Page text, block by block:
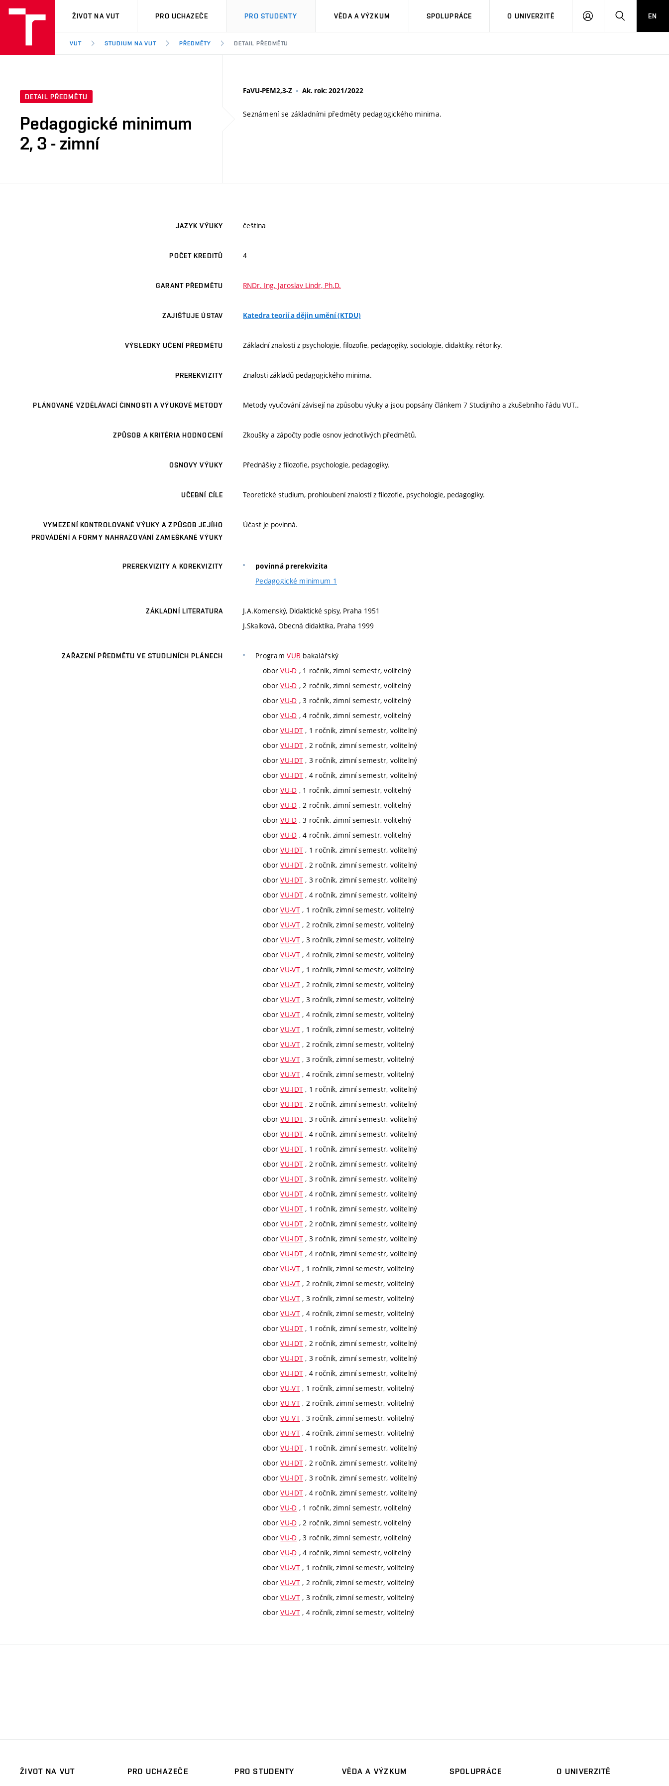
VUT
ŽIVOT NA VUT PRO UCHAZEČE PRO STUDENTY VĚDA A VÝZKUM SPOLUPRÁCE O UNIVERZITĚ
PŘIHLÁSIT HLEDATEN
VUT STUDIUM NA VUT PŘEDMĚTY DETAIL PŘEDMĚTU
DETAIL PŘEDMĚTU
Pedagogické minimum
2, 3 - zimní
FaVU-PEM2,3-Z Ak. rok: 2021/2022
Seznámení se základními předměty pedagogického minima.
JAZYK VÝUKY čeština
POČET KREDITŮ 4
GARANT PŘEDMĚTU RNDr. Ing. Jaroslav Lindr, Ph.D.
ZAJIŠŤUJE ÚSTAV Katedra teorií a dějin umění (KTDU)
VÝSLEDKY UČENÍ PŘEDMĚTU Základní znalosti z psychologie, filozofie, pedagogiky, sociologie, didaktiky, rétoriky.
PREREKVIZITY Znalosti základů pedagogického minima.
PLÁNOVANÉ VZDĚLÁVACÍ ČINNOSTI A VÝUKOVÉ METODY Metody vyučování závisejí na způsobu výuky a jsou popsány článkem 7 Studijního a zkušebního řádu VUT..
ZPŮSOB A KRITÉRIA HODNOCENÍ Zkoušky a zápočty podle osnov jednotlivých předmětů.
OSNOVY VÝUKY Přednášky z filozofie, psychologie, pedagogiky.
UČEBNÍ CÍLE Teoretické studium, prohloubení znalostí z filozofie, psychologie, pedagogiky.
VYMEZENÍ KONTROLOVANÉ VÝUKY A ZPŮSOB JEJÍHO
PROVÁDĚNÍ A FORMY NAHRAZOVÁNÍ ZAMEŠKANÉ VÝUKY
Účast je povinná.
PREREKVIZITY A KOREKVIZITY povinná prerekvizita
Pedagogické minimum 1
ZÁKLADNÍ LITERATURA
J.A.Komenský, Didaktické spisy, Praha 1951
J.Skalková, Obecná didaktika, Praha 1999
ZAŘAZENÍ PŘEDMĚTU VE STUDIJNÍCH PLÁNECH ProgramVUB bakalářský
oborVU-D , 1 ročník, zimní semestr, volitelný
oborVU-D , 2 ročník, zimní semestr, volitelný
oborVU-D , 3 ročník, zimní semestr, volitelný
oborVU-D , 4 ročník, zimní semestr, volitelný
oborVU-IDT , 1 ročník, zimní semestr, volitelný
oborVU-IDT , 2 ročník, zimní semestr, volitelný
oborVU-IDT , 3 ročník, zimní semestr, volitelný
oborVU-IDT , 4 ročník, zimní semestr, volitelný
oborVU-D , 1 ročník, zimní semestr, volitelný
oborVU-D , 2 ročník, zimní semestr, volitelný
oborVU-D , 3 ročník, zimní semestr, volitelný
oborVU-D , 4 ročník, zimní semestr, volitelný
oborVU-IDT , 1 ročník, zimní semestr, volitelný
oborVU-IDT , 2 ročník, zimní semestr, volitelný
oborVU-IDT , 3 ročník, zimní semestr, volitelný
oborVU-IDT , 4 ročník, zimní semestr, volitelný
oborVU-VT, 1 ročník, zimní semestr, volitelný
oborVU-VT, 2 ročník, zimní semestr, volitelný
oborVU-VT, 3 ročník, zimní semestr, volitelný
oborVU-VT, 4 ročník, zimní semestr, volitelný
oborVU-VT, 1 ročník, zimní semestr, volitelný
oborVU-VT, 2 ročník, zimní semestr, volitelný
oborVU-VT, 3 ročník, zimní semestr, volitelný
oborVU-VT, 4 ročník, zimní semestr, volitelný
oborVU-VT, 1 ročník, zimní semestr, volitelný
oborVU-VT, 2 ročník, zimní semestr, volitelný
oborVU-VT, 3 ročník, zimní semestr, volitelný
oborVU-VT, 4 ročník, zimní semestr, volitelný
oborVU-IDT , 1 ročník, zimní semestr, volitelný
oborVU-IDT , 2 ročník, zimní semestr, volitelný
oborVU-IDT , 3 ročník, zimní semestr, volitelný
oborVU-IDT , 4 ročník, zimní semestr, volitelný
oborVU-IDT , 1 ročník, zimní semestr, volitelný
oborVU-IDT , 2 ročník, zimní semestr, volitelný
oborVU-IDT , 3 ročník, zimní semestr, volitelný
oborVU-IDT , 4 ročník, zimní semestr, volitelný
oborVU-IDT , 1 ročník, zimní semestr, volitelný
oborVU-IDT , 2 ročník, zimní semestr, volitelný
oborVU-IDT , 3 ročník, zimní semestr, volitelný
oborVU-IDT , 4 ročník, zimní semestr, volitelný
oborVU-VT, 1 ročník, zimní semestr, volitelný
oborVU-VT, 2 ročník, zimní semestr, volitelný
oborVU-VT, 3 ročník, zimní semestr, volitelný
oborVU-VT, 4 ročník, zimní semestr, volitelný
oborVU-IDT , 1 ročník, zimní semestr, volitelný
oborVU-IDT , 2 ročník, zimní semestr, volitelný
oborVU-IDT , 3 ročník, zimní semestr, volitelný
oborVU-IDT , 4 ročník, zimní semestr, volitelný
oborVU-VT, 1 ročník, zimní semestr, volitelný
oborVU-VT, 2 ročník, zimní semestr, volitelný
oborVU-VT, 3 ročník, zimní semestr, volitelný
oborVU-VT, 4 ročník, zimní semestr, volitelný
oborVU-IDT , 1 ročník, zimní semestr, volitelný
oborVU-IDT , 2 ročník, zimní semestr, volitelný
oborVU-IDT , 3 ročník, zimní semestr, volitelný
oborVU-IDT , 4 ročník, zimní semestr, volitelný
oborVU-D , 1 ročník, zimní semestr, volitelný
oborVU-D , 2 ročník, zimní semestr, volitelný
oborVU-D , 3 ročník, zimní semestr, volitelný
oborVU-D , 4 ročník, zimní semestr, volitelný
oborVU-VT, 1 ročník, zimní semestr, volitelný
oborVU-VT, 2 ročník, zimní semestr, volitelný
oborVU-VT, 3 ročník, zimní semestr, volitelný
oborVU-VT, 4 ročník, zimní semestr, volitelný
ŽIVOT NA VUT
PRO UCHAZEČE
PRO STUDENTY
VĚDA A VÝZKUM
SPOLUPRÁCE
O UNIVERZITĚ